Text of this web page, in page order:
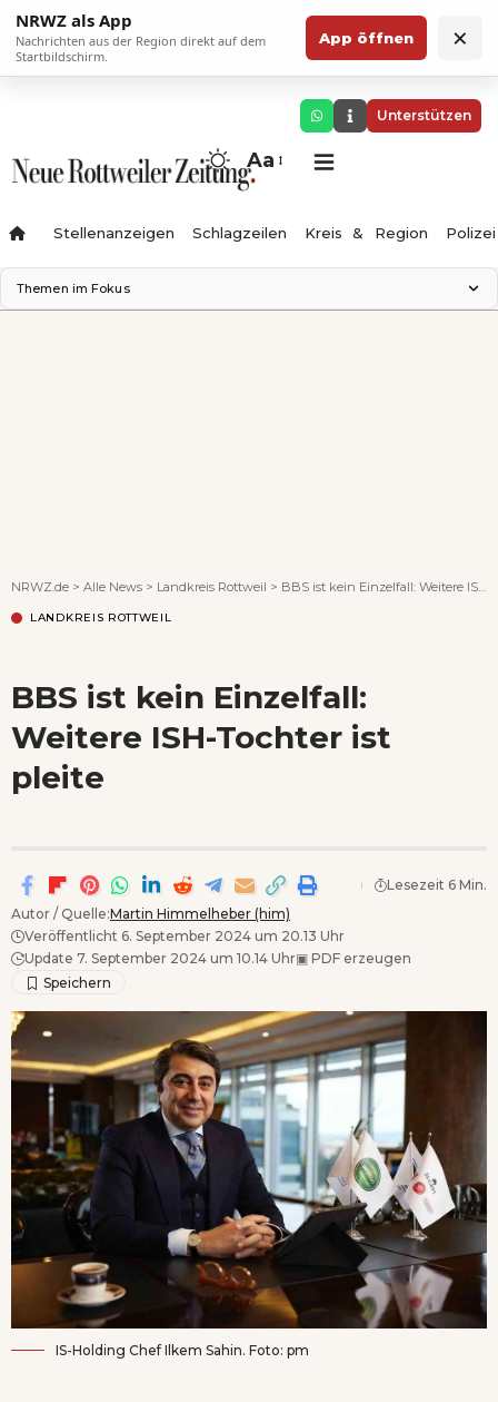
NRWZ als App
Nachrichten aus der Region direkt auf dem
Startbildschirm.
App öffnen ×
Unterstützen
Aa
Stellenanzeigen Schlagzeilen Kreis & Region Polizei
Themen im Fokus
NRWZ.de > Alle News > Landkreis Rottweil > BBS ist kein Einzelfall: Weitere ISH-Tochter ist pleite
LANDKREIS ROTTWEIL
BBS ist kein Einzelfall:
Weitere ISH-Tochter ist
pleite
Autor / Quelle:Martin Himmelheber (him)
Veröffentlicht 6. September 2024 um 20.13 Uhr
Update 7. September 2024 um 10.14 Uhr▣ PDF erzeugen
Lesezeit 6 Min.
IS-Holding Chef Ilkem Sahin. Foto: pm